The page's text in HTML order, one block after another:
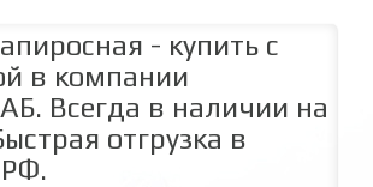
- купить с
в компании
Всегда в наличии на
отгрузка в